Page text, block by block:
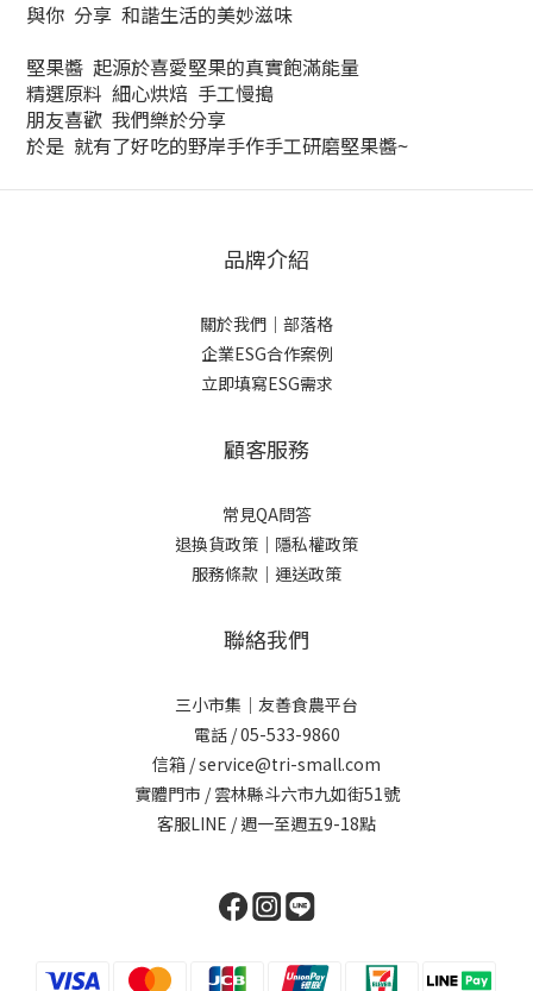
與你 分享 和諧生活的美妙滋味
堅果醬 起源於喜愛堅果的真實飽滿能量
精選原料 細心烘焙 手工慢搗
朋友喜歡 我們樂於分享
於是 就有了好吃的野岸手作手工研磨堅果醬~
品牌介紹
關於我們 ｜ 部落格
企業ESG合作案例
立即填寫ESG需求
顧客服務
常見QA問答
退換貨政策｜ 隱私權政策
服務條款｜ 運送政策
聯絡我們
三小市集｜友善食農平台
電話 / 05-533-9860
信箱 / service@tri-small.com
實體門市 / 雲林縣斗六市九如街51號
客服LINE / 週一至週五9-18點